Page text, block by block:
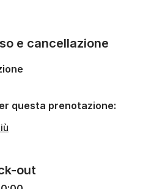
60CV
out
e cancellazione
questa prenotazione: